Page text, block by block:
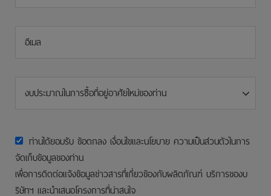
งบประมาณในการซื้อที่อยู่อาศัยใหม่ของท่าน
ท่านได้ยอมรับ ข้อตกลง เงื่อนไขและนโยบาย ความเป็นส่วนตัวในการ
จัดเก็บข้อมูลของท่าน
เพื่อการติดต่อแจ้งข้อมูลข่าวสารที่เกี่ยวข้องกับผลิตภัณฑ์ บริการของบ
ริษัทฯ และนำเสนอโครงการที่น่าสนใจ